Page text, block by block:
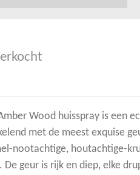
Wood huisspray is een
met de meest exquise
nootachtige, houtachtige-
De geur is rijk en diep, elke